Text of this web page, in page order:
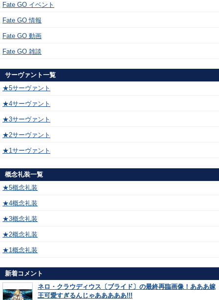
Fate GO イベント
Fate GO 情報
Fate GO 動画
Fate GO 雑談
サーヴァント一覧
★5サーヴァント
★4サーヴァント
★3サーヴァント
★2サーヴァント
★1サーヴァント
概念礼装一覧
★5概念礼装
★4概念礼装
★3概念礼装
★2概念礼装
★1概念礼装
新着コメント
ネロ・クラウディウス〔ブライド〕の最終再臨画像！あああ嫁
王可愛すぎるんじゃあああああ!!!